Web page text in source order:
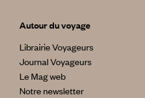
Autour du voyage
Librairie Voyageurs
Journal Voyageurs
Le Mag web
Notre newsletter